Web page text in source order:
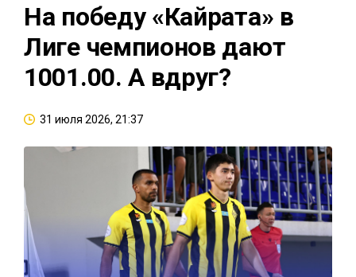
На победу «Кайрата» в
Лиге чемпионов дают
1001.00. А вдруг?
31 июля 2026, 21:37